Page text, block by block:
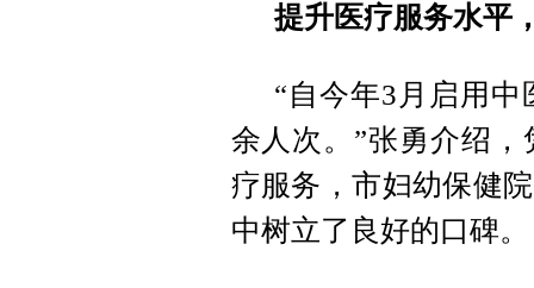
提升医疗服务水平
“自今年3月启用
余人次。”张勇介绍
疗服务，市妇幼保健
中树立了良好的口碑。